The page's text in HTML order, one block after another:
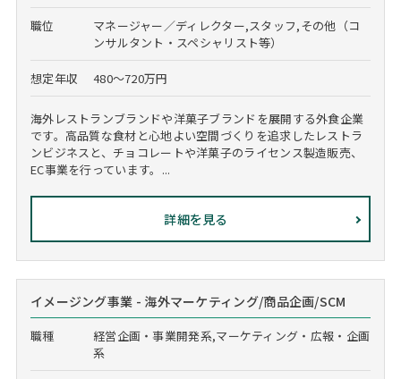
職位
マネージャー／ディレクター,スタッフ,その他（コ
ンサルタント・スペシャリスト等）
想定年収 480～720万円
海外レストランブランドや洋菓子ブランドを展開する外食企業
です。高品質な食材と心地よい空間づくりを追求したレストラ
ンビジネスと、チョコレートや洋菓子のライセンス製造販売、
EC事業を行っています。...
詳細を見る
イメージング事業 - 海外マーケティング/商品企画/SCM
職種
経営企画・事業開発系,マーケティング・広報・企画
系